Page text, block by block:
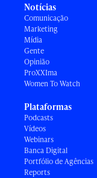
Notícias
Comunicação
Marketing
Mídia
Gente
Opinião
ProXXIma
Women To Watch
Plataformas
Podcasts
Vídeos
Webinars
Banca Digital
Portfólio de Agências
Reports